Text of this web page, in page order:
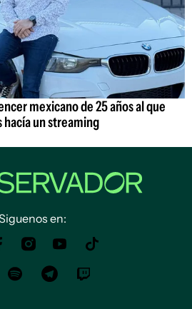
mexicano de 25 años al que
un streaming
en: